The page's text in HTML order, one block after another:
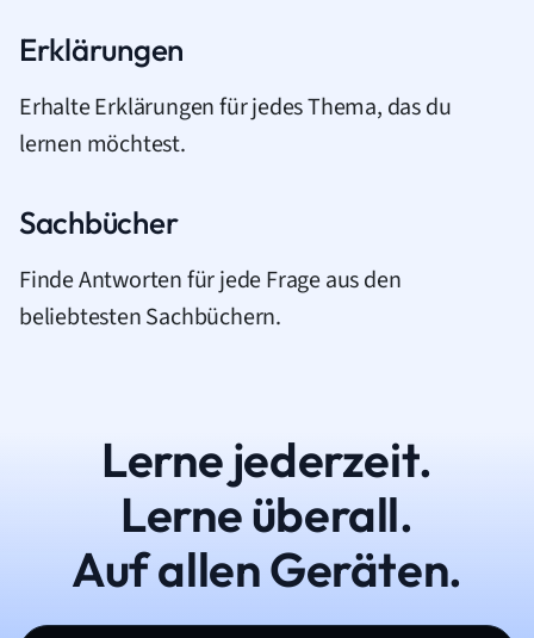
Erklärungen
Erhalte Erklärungen für jedes Thema, das du
lernen möchtest.
Sachbücher
Finde Antworten für jede Frage aus den
beliebtesten Sachbüchern.
Lerne jederzeit.
Lerne überall.
Auf allen Geräten.